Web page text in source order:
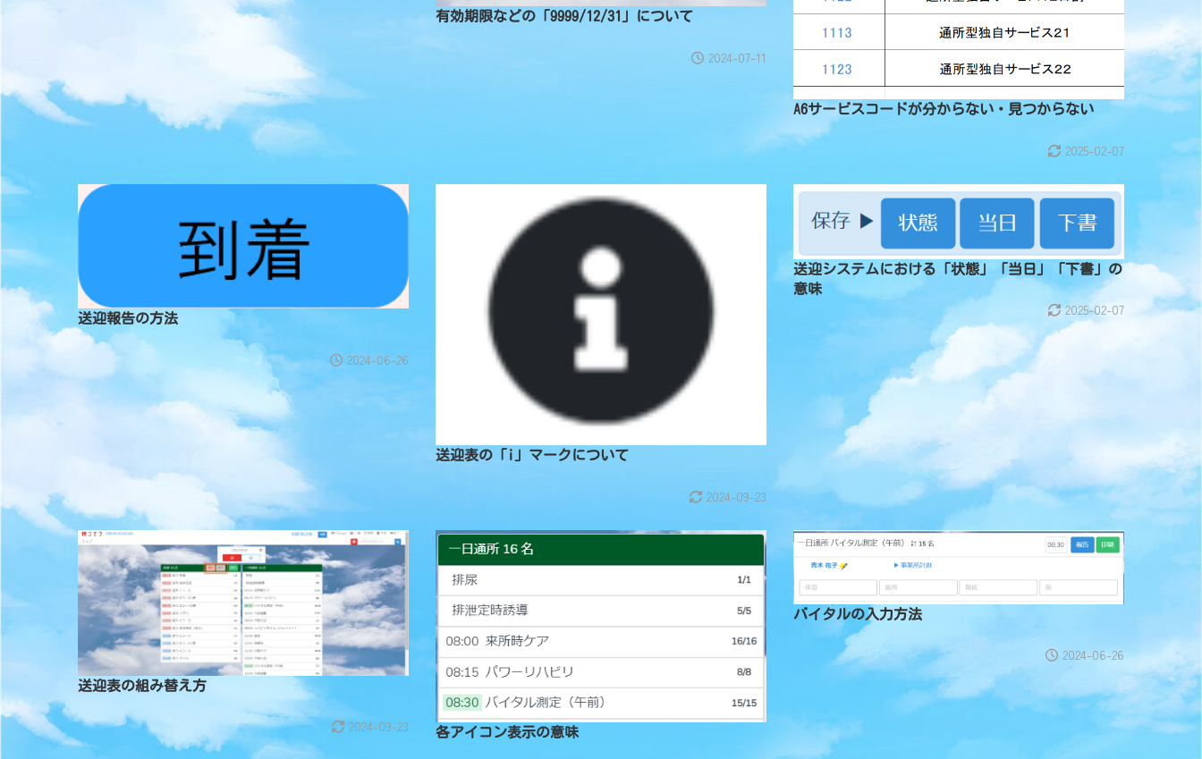
有効期限などの「9999/12/31」について
2024-07-11
A6サービスコードが分からない・見つからない
2025-02-07
送迎報告の方法
2024-06-26
送迎表の「i」マークについて
2024-09-23
送迎システムにおける「状態」「当日」「下書」の
意味
2025-02-07
送迎表の組み替え方
2024-09-23 各アイコン表示の意味
バイタルの入力方法
2024-06-26